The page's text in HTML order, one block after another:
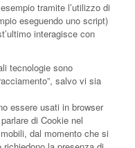
tramite l’utilizzo di
eseguendo uno script)
interagisce con
tecnologie sono
salvo vi sia
essere usati in browser
di Cookie nel
dal momento che si